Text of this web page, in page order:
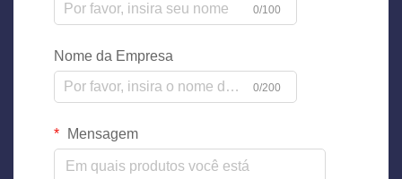
0/100
Nome da Empresa
0/200
Mensagem